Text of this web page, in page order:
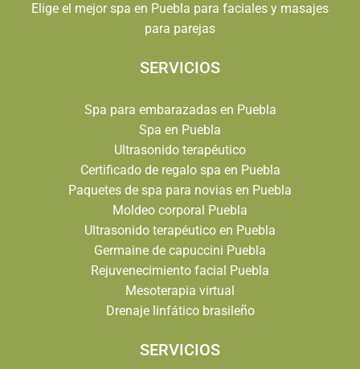
Elige el mejor spa en Puebla para faciales y masajes
para parejas
SERVICIOS
Spa para embarazadas en Puebla
Spa en Puebla
Ultrasonido terapéutico
Certificado de regalo spa en Puebla
Paquetes de spa para novias en Puebla
Moldeo corporal Puebla
Ultrasonido terapéutico en Puebla
Germaine de capuccini Puebla
Rejuvenecimiento facial Puebla
Mesoterapia virtual
Drenaje linfático brasileño
SERVICIOS